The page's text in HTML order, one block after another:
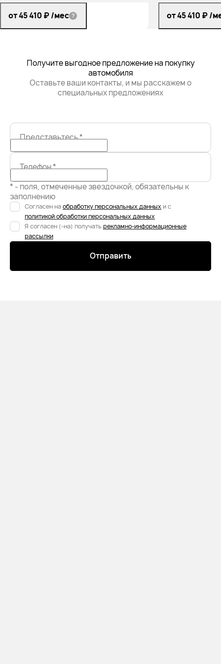
от 45 410 ₽/мес от 45 410 ₽/
Получите выгодное предложение на покупку
автомобиля
Оставьте ваши контакты, и мы расскажем о
специальных предложениях
Представьтесь*
Телефон*
* - поля, отмеченные звездочкой, обязательны к
заполнению
Согласен наобработку персональных данных и с
политикой обработки персональных данных
Я согласен (-на) получать рекламно-информационные
рассылки
Отправить